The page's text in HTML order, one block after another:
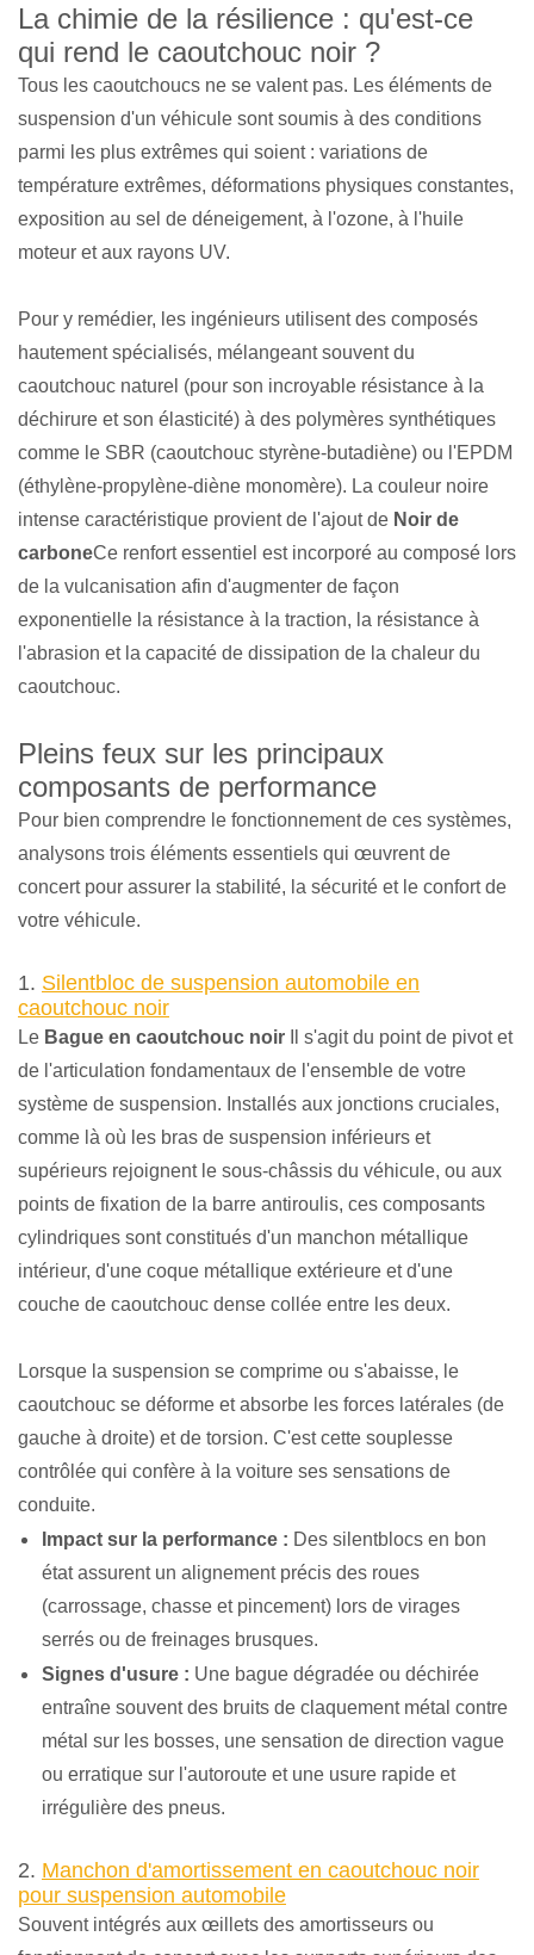
La chimie de la résilience : qu'est-ce
qui rend le caoutchouc noir ?
Tous les caoutchoucs ne se valent pas. Les éléments de
suspension d'un véhicule sont soumis à des conditions
parmi les plus extrêmes qui soient : variations de
température extrêmes, déformations physiques constantes,
exposition au sel de déneigement, à l'ozone, à l'huile
moteur et aux rayons UV.
Pour y remédier, les ingénieurs utilisent des composés
hautement spécialisés, mélangeant souvent du
caoutchouc naturel (pour son incroyable résistance à la
déchirure et son élasticité) à des polymères synthétiques
comme le SBR (caoutchouc styrène-butadiène) ou l'EPDM
(éthylène-propylène-diène monomère). La couleur noire
intense caractéristique provient de l'ajout de Noir de
carboneCe renfort essentiel est incorporé au composé lors
de la vulcanisation afin d'augmenter de façon
exponentielle la résistance à la traction, la résistance à
l'abrasion et la capacité de dissipation de la chaleur du
caoutchouc.
Pleins feux sur les principaux
composants de performance
Pour bien comprendre le fonctionnement de ces systèmes,
analysons trois éléments essentiels qui œuvrent de
concert pour assurer la stabilité, la sécurité et le confort de
votre véhicule.
1. Silentbloc de suspension automobile en
caoutchouc noir
Le Bague en caoutchouc noir Il s'agit du point de pivot et
de l'articulation fondamentaux de l'ensemble de votre
système de suspension. Installés aux jonctions cruciales,
comme là où les bras de suspension inférieurs et
supérieurs rejoignent le sous-châssis du véhicule, ou aux
points de fixation de la barre antiroulis, ces composants
cylindriques sont constitués d'un manchon métallique
intérieur, d'une coque métallique extérieure et d'une
couche de caoutchouc dense collée entre les deux.
Lorsque la suspension se comprime ou s'abaisse, le
caoutchouc se déforme et absorbe les forces latérales (de
gauche à droite) et de torsion. C'est cette souplesse
contrôlée qui confère à la voiture ses sensations de
conduite.
Impact sur la performance : Des silentblocs en bon
état assurent un alignement précis des roues
(carrossage, chasse et pincement) lors de virages
serrés ou de freinages brusques.
Signes d'usure : Une bague dégradée ou déchirée
entraîne souvent des bruits de claquement métal contre
métal sur les bosses, une sensation de direction vague
ou erratique sur l'autoroute et une usure rapide et
irrégulière des pneus.
2. Manchon d'amortissement en caoutchouc noir
pour suspension automobile
Souvent intégrés aux œillets des amortisseurs ou